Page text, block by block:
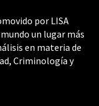
por LISA
un lugar más
en materia de
Criminología y